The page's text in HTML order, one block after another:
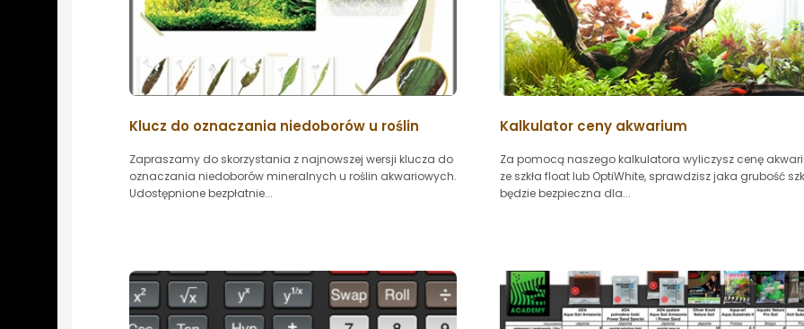
Klucz do oznaczania niedoborów u roślin
Zapraszamy do skorzystania z najnowszej wersji klucza do
oznaczania niedoborów mineralnych u roślin akwariowych.
Udostępnione bezpłatnie...
Kalkulator ceny akwarium
Za pomocą naszego kalkulatora wyliczysz cenę
ze szkła float lub OptiWhite, sprawdzisz jaka grubość
będzie bezpieczna dla...